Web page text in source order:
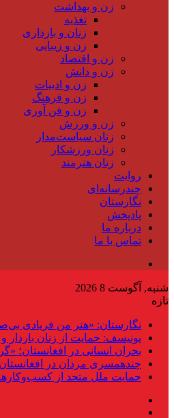
زن و بهداشت
تغذیه
زنان و بارداری
زن و زیبایی
زن و اقتصاد
زن و دانش
زن و ادبیات
زن و فرهنگ
زن و فن آوری
زن و ورزش
زنان سیاست‌مدار
زنان ورزشکار
زنان هنرمند
روایت
چندرسانه‌ای
نگارستان
پادپخش
درباره ما
تماس با ما
شنبه, آگوست 8 2026
تازه
نگارستان: «هنر من فریادی
یونیسف: حمایت از زنان
بحران انسانی در
چندهمسری مردان در
حمایت ملل متحد از